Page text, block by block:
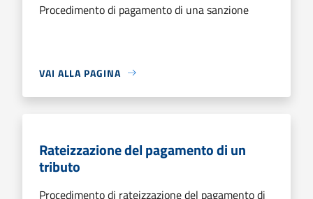
Procedimento di pagamento di una sanzione
VAI ALLA PAGINA
Rateizzazione del pagamento di un
tributo
Procedimento di rateizzazione del pagamento di